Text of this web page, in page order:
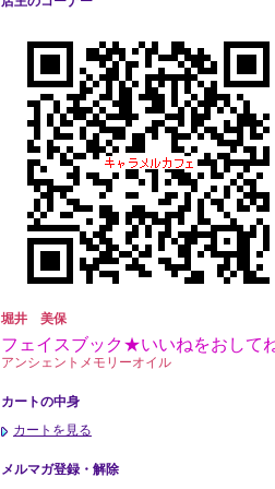
堀井 美保
フェイスブック★いいねをおして
アンシェントメモリーオイル
カートの中身
カートを見る
メルマガ登録・解除